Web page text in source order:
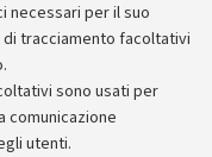
necessari per il suo
tracciamento facoltativi
sono usati per
comunicazione
utenti.
dalle 9 alle